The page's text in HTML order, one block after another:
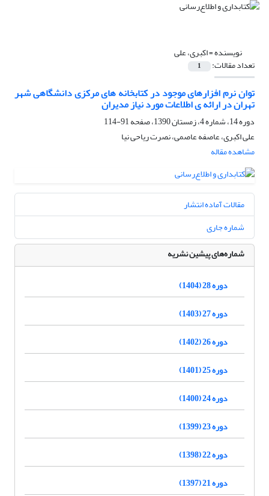
نویسنده =اکبری، علی
تعداد مقالات: 1
توان نرم افزارهای موجود در کتابخانه های مرکزی دانشگاهی شهر
تهران در ارائه ی اطلاعات مورد نیاز مدیران
دوره 14، شماره 4، زمستان 1390، صفحه
91-114
علی اکبری، عاصفه عاصمی، نصرت ریاحی نیا
مشاهده مقاله
مقالات آماده انتشار
شماره جاری
شماره‌های پیشین نشریه
دوره 28 (1404)
دوره 27 (1403)
دوره 26 (1402)
دوره 25 (1401)
دوره 24 (1400)
دوره 23 (1399)
دوره 22 (1398)
دوره 21 (1397)